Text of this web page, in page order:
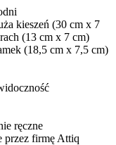
kieszeń (30 cm x 7
(13 cm x 7 cm)
(18,5 cm x 7,5 cm)
ręczne
przez firmę Attiq